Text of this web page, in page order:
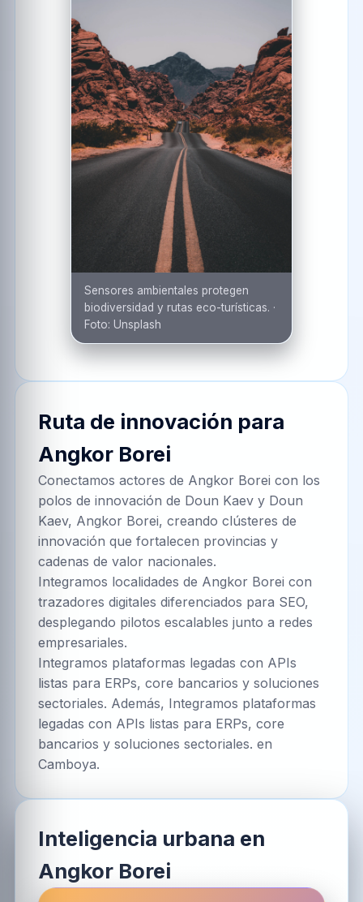
Sensores ambientales protegen
biodiversidad y rutas eco-turísticas. ·
Foto: Unsplash
Ruta de innovación para
Angkor Borei
Conectamos actores de Angkor Borei con los
polos de innovación de Doun Kaev y Doun
Kaev, Angkor Borei, creando clústeres de
innovación que fortalecen provincias y
cadenas de valor nacionales.
Integramos localidades de Angkor Borei con
trazadores digitales diferenciados para SEO,
desplegando pilotos escalables junto a redes
empresariales.
Integramos plataformas legadas con APIs
listas para ERPs, core bancarios y soluciones
sectoriales. Además, Integramos plataformas
legadas con APIs listas para ERPs, core
bancarios y soluciones sectoriales. en
Camboya.
Inteligencia urbana en
Angkor Borei